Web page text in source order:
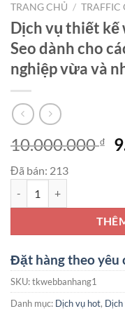
TRANG CHỦ / TRAFFIC
Dịch vụ thiết kế
Seo dành cho
nghiệp vừa và
10.000.000₫
Đã bán: 213
Đặt hàng theo yêu
SKU:tkwebbanhang1
Danh mục: Dịch vụ hot, Dịch